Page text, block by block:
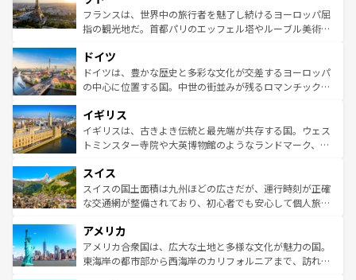
しい。
る。首都マドリードの洗練された雰囲気や、バルセロナの
アートに溢れた街角から、地方では古代ローマ遺跡や中世
せる。地方によって風土や気候が異なるスペインはその個
性で訪れる人を魅了する。 なお、新着のスペイン情報は コ
ンテンツ一覧を参照してほしい。
フランスは、世界中の旅行者を魅了し続けるヨーロッパ屈
指の観光地だ。首都パリのエッフェル塔やルーブル美術館
で、幅広い魅力が詰まっている。華麗な宮殿、歴史的な大
聖堂、美しいビーチ、そして豊かな自然が、訪れる者を心
から魅了する。また、フランスは美食の国としても知ら
いる。シャンパンの発祥地であるランス、プロヴァンスの
香り高いラベンダー畑など、多彩な楽しみ方が可能だ。さ
らに、パリ以外の地域にも魅力が溢れており、どの街角に
れる地方に足を運ぶとそれぞれで全く異なる文化を体験で
きるだろう。 なお、新着のフランス情報はコンテンツ一覧
を参照してほしい。
ドイツ
ドイツは、豊かな歴史と多彩な文化が交差するヨーロッパ
の中心に位置する国。中世の街並みが残るロマンチック街
顔を持つこの国は、どこを歩いても飽きることがない。ベ
ルリンの文化的活気、バイエルン州のアルプスの絶景、そ
してライン川沿いのワイン畑といった風景は必見。ビール
は、お酒好きな人にはぜひ体験してほしい。 なお、新着の
ドイツ情報はコンテンツ一覧を参照してほしい。
イギリス
イギリスは、古きよき伝統と最先端が共存する国。ウェス
トミンスター寺院や大英博物館のようなランドマーク、歴
リアごとに異なる魅力がある。また、優雅なアフタヌーン
ティー、ビール好きにはたまらない英国パブ、サッカー観
戦など、本場だからこそできる体験も豊富。イギリスを旅
ンツ一覧を参照してほしい。
スイス
スイスの国土面積は九州ほどの広さだが、運行時刻が正確
な交通網が整備されており、初心者でも安心して個人旅行
の建物がそのまま残る町や、スイスならではのユニークな
博物館もあり、アルプス観光だけでなく町歩きも満喫する
ことができる。国民の所得が高いため物価も高いが、旅行
アメリカ
アメリカ合衆国は、広大な土地と多様な文化が魅力の国。
東海岸の都市部から西海岸のカリフォルニアまで、訪れる